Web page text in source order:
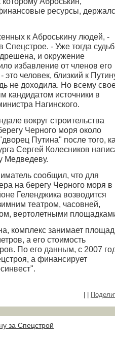
ресурсы,
к Аброськину людей, -
Спецстрое. - Уже тогда
и окружение
избавление от членов его
человек, близкий к
не доходила. Но всему
кандидатом источники в
Нагинского.
вокруг строительства
Черного моря около
Путина" после того,
Сергей Колесников
Медведеву.
сообщил, что для
на берегу Черного моря в
Геленджика возводится
театром, часовней,
вертолетными
комплекс занимает
а его стоимость
По его данным, с 2007
а финансирует
за Спецстрой